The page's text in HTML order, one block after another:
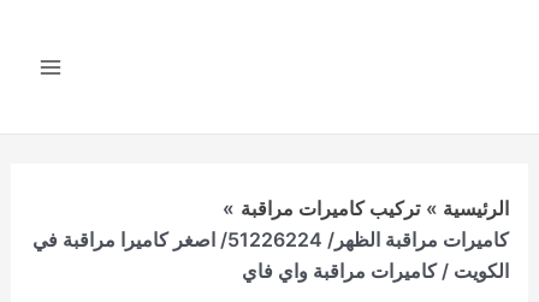
الرئيسية
تركيب كاميرات مراقبة
كاميرات مراقبة الظهر/ 51226224/ اصغر كاميرا مراقبة في
الكويت / كاميرات مراقبة واي فاي